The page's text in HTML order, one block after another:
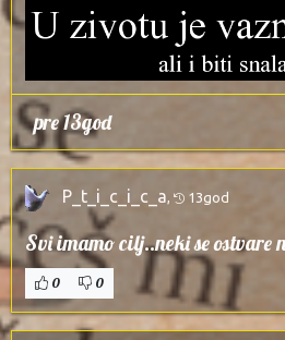
pre 13god
P_t_i_c_i_c_a, 13god
Svi imamo cilj..neki se ostvare
0 0